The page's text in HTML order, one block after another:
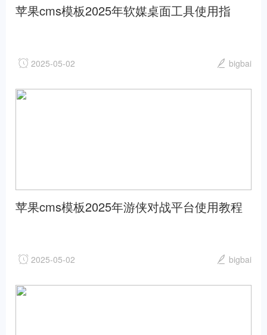
苹果cms模板2025年软媒桌面工具使用指
2025-05-02 bigbai
苹果cms模板2025年游侠对战平台使用教程
2025-05-02 bigbai